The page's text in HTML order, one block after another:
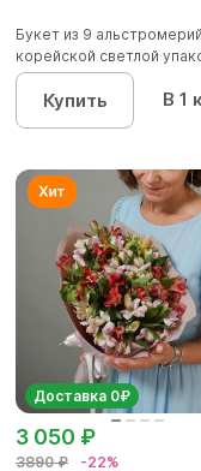
Букет из 9
корейской светлой
Купить В 1
Доставка 0₽
3890 ₽ -22%
3 050 ₽